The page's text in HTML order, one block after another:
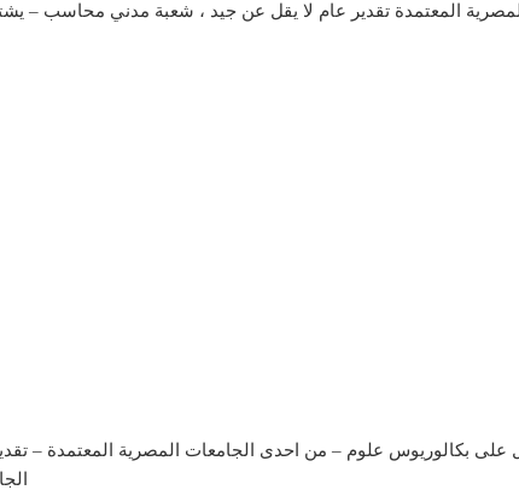
المعتمدة تقدير عام لا يقل عن جيد ، شعبة مدني محاسب –